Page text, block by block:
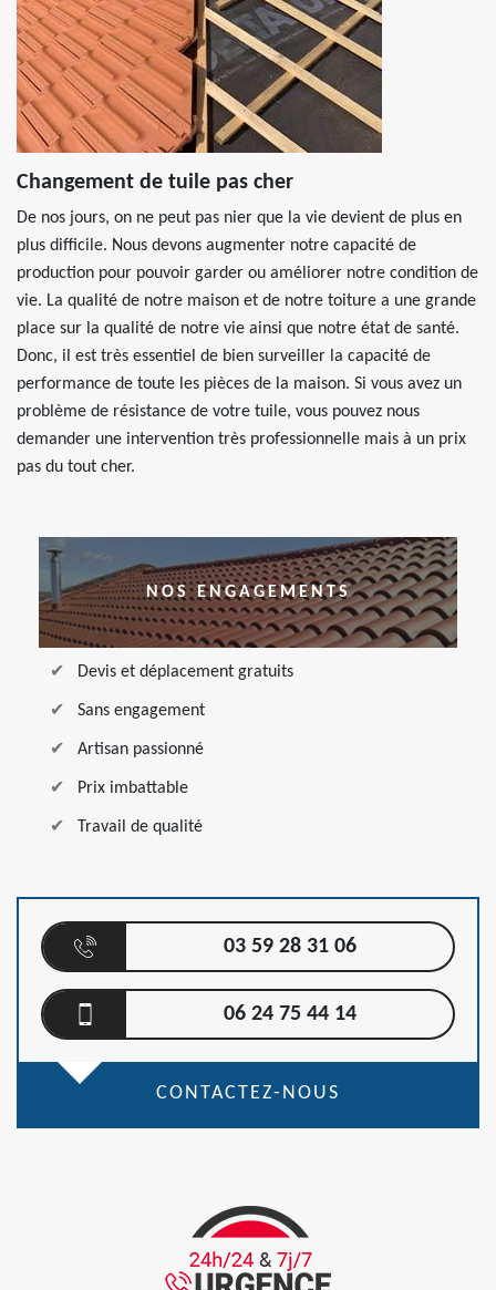
Changement de tuile pas cher
De nos jours, on ne peut pas nier que la vie devient de plus en
plus difficile. Nous devons augmenter notre capacité de
production pour pouvoir garder ou améliorer notre condition de
vie. La qualité de notre maison et de notre toiture a une grande
place sur la qualité de notre vie ainsi que notre état de santé.
Donc, il est très essentiel de bien surveiller la capacité de
performance de toute les pièces de la maison. Si vous avez un
problème de résistance de votre tuile, vous pouvez nous
demander une intervention très professionnelle mais à un prix
pas du tout cher.
NOS ENGAGEMENTS
Devis et déplacement gratuits
Sans engagement
Artisan passionné
Prix imbattable
Travail de qualité
03 59 28 31 06
06 24 75 44 14
CONTACTEZ-NOUS